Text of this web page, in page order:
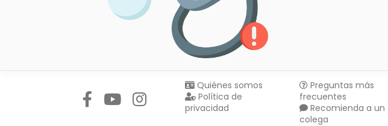
Quiénes somos
Política de
privacidad
Preguntas más
frecuentes
Recomienda a un
colega